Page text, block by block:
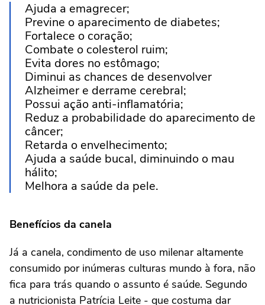
Ajuda a emagrecer;
Previne o aparecimento de diabetes;
Fortalece o coração;
Combate o colesterol ruim;
Evita dores no estômago;
Diminui as chances de desenvolver
Alzheimer e derrame cerebral;
Possui ação anti-inflamatória;
Reduz a probabilidade do aparecimento de
câncer;
Retarda o envelhecimento;
Ajuda a saúde bucal, diminuindo o mau
hálito;
Melhora a saúde da pele.
Benefícios da canela
Já a canela, condimento de uso milenar altamente
consumido por inúmeras culturas mundo à fora, não
fica para trás quando o assunto é saúde. Segundo
a nutricionista Patrícia Leite - que costuma dar